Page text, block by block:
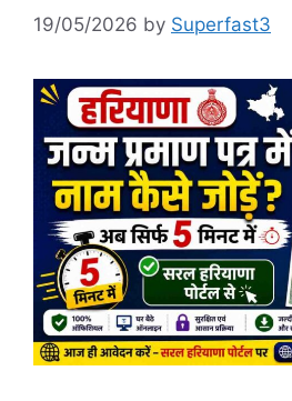
19/05/2026 by Superfast3